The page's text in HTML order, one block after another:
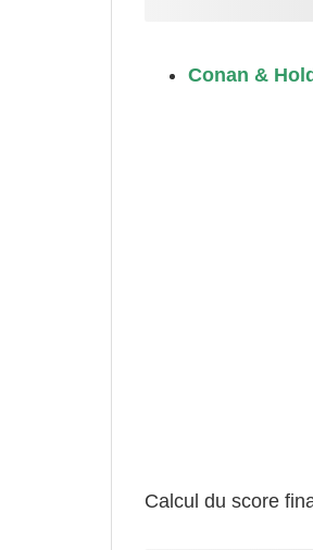
Conan &
Calcul du score